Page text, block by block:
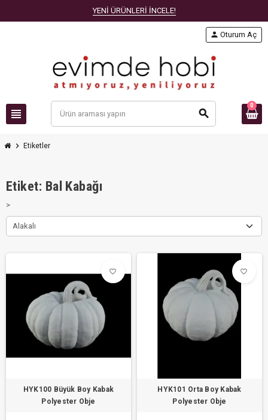
YENİ ÜRÜNLERİ İNCELE!
view_headline search
person Oturum Aç
0
chevron_right Etiketler
Etiket: Bal Kabağı
>
Alakalı
favorite_border
HYK100 Büyük Boy Kabak
Polyester Obje
favorite_border
HYK101 Orta Boy Kabak
Polyester Obje